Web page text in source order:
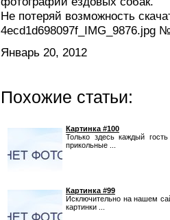
Не потеряй возможность
4ecd1d698097f_IMG_9876.jpg
Январь 20, 2012
Похожие статьи:
Картинка #100
Только здесь каждый
прикольные ...
Картинка #99
Исключительно на нашем
картинки ...